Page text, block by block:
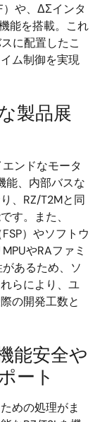
や、ΔΣインタ
能を搭載。これ
に配置したこ
ム制御を実現
製品展
ンドなモータ
能、内部バスな
、RZ/T2Mと同
す。また、
）やソフトウ
やRAファミ
あるため、ソ
らにより、ユ
の開発工数と
能安全や
ート
めの処理がま